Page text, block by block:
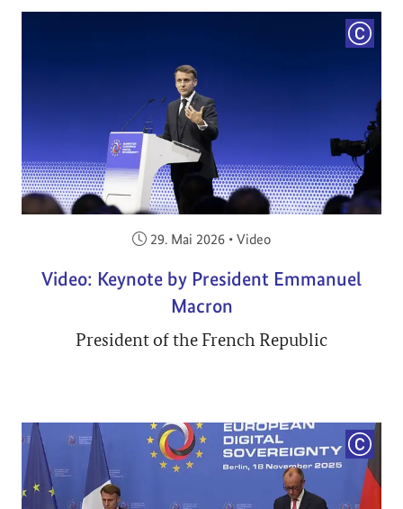
Veröffentlicht am:
29. Mai 2026 • Video
Video: Keynote by President Emmanuel
Macron
President of the French Republic